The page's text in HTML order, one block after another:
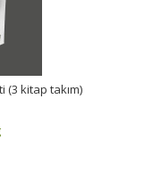
kitap takım)